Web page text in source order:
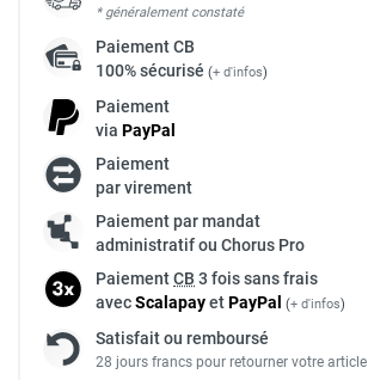
* généralement constaté
PaiementCB
100% sécurisé (+ d'infos)
Paiement
via PayPal
Paiement
par virement
Paiement par mandat
administratif ou Chorus Pro
PaiementCB 3 fois sans frais
avecScalapayetPayPal (+ d'infos)
Satisfait ou remboursé
28 jours francs pour retourner votre article